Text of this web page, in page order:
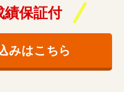
績保証付
みはこちら